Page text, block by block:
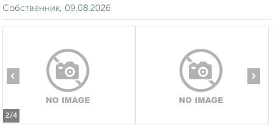
Собственник, 09.08.2026
2/4
‹ ›